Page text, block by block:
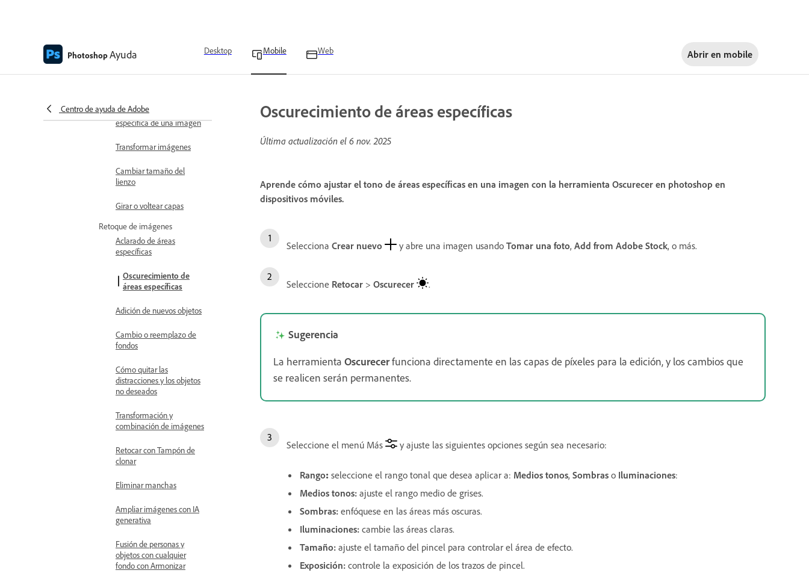
PhotoshopAyuda Desktop Mobile Web Abrir en mobile
Centro de ayuda de Adobe
Edición de imágenes
Transformación y recorte
Ajuste de una parte
específica de una imagen
Transformar imágenes
Cambiar tamaño del
lienzo
Girar o voltear capas
Retoque de imágenes
Aclarado de áreas
específicas
Oscurecimiento de
áreas específicas
Adición de nuevos objetos
Cambio o reemplazo de
fondos
Cómo quitar las
distracciones y los objetos
no deseados
Transformación y
combinación de imágenes
Retocar con Tampón de
clonar
Eliminar manchas
Ampliar imágenes con IA
generativa
Fusión de personas y
objetos con cualquier
fondo con Armonizar
Oscurecimiento de áreas específicas
Última actualización el 6 nov. 2025
Aprende cómo ajustar el tono de áreas específicas en una imagen con la herramienta Oscurecer en photoshop en
dispositivos móviles.
Selecciona Crear nuevo y abre una imagen usando Tomar una foto, Add from Adobe Stock, o más.
Seleccione Retocar > Oscurecer .
Sugerencia
La herramienta Oscurecerfunciona directamente en las capas de píxeles para la edición, y los cambios que
se realicen serán permanentes.
Seleccione el menú Más y ajuste las siguientes opciones según sea necesario:
Rango: seleccione el rango tonal que desea aplicar a: Medios tonos, Sombras o Iluminaciones:
Medios tonos: ajuste el rango medio de grises.
Sombras: enfóquese en las áreas más oscuras.
Iluminaciones: cambie las áreas claras.
Tamaño: ajuste el tamaño del pincel para controlar el área de efecto.
Exposición: controle la exposición de los trazos de pincel.